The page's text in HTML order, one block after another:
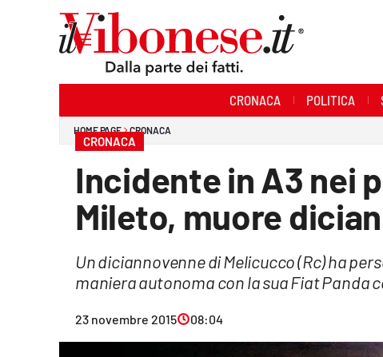
CRONACA POLITICA
HOME PAGE CRONACA
CRONACA
Incidente in A3 nei
Mileto, muore
Un diciannovenne di Melicucco (Rc) ha
maniera autonoma con la sua Fiat Panda
23 novembre 2015 08:04